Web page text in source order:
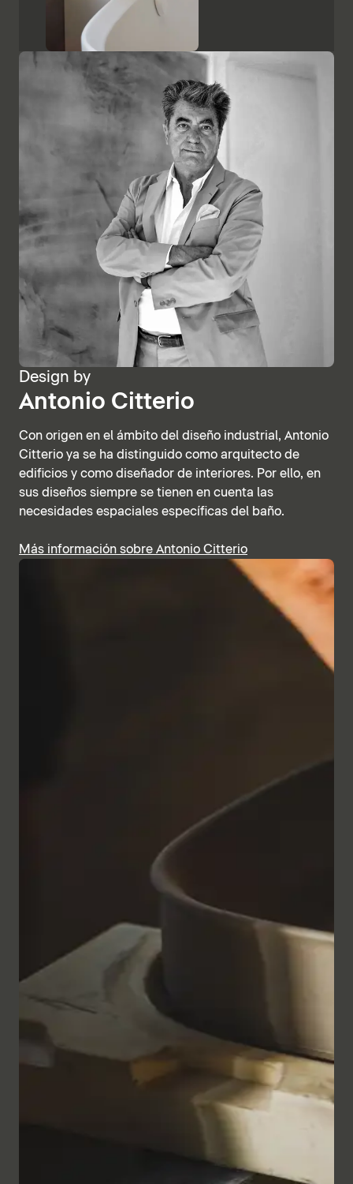
Design by
Antonio Citterio
Con origen en el ámbito del diseño industrial, Antonio
Citterio ya se ha distinguido como arquitecto de
edificios y como diseñador de interiores. Por ello, en
sus diseños siempre se tienen en cuenta las
necesidades espaciales específicas del baño.
Más información sobre Antonio Citterio